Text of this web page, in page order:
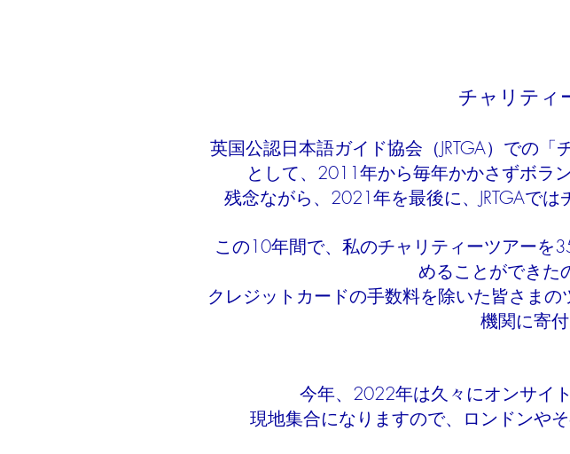
チャリティ
英国公認日本語ガイド協会（JRTGA）での
として、2011年から毎年かかさずボラ
残念ながら、2021年を最後に、JRTGAで
この10年間で、私のチャリティーツアーを
めることができた
クレジットカードの手数料を除いた皆さま
機関に寄
今年、2022年は久々にオンサイ
現地集合になりますので、ロンドンや